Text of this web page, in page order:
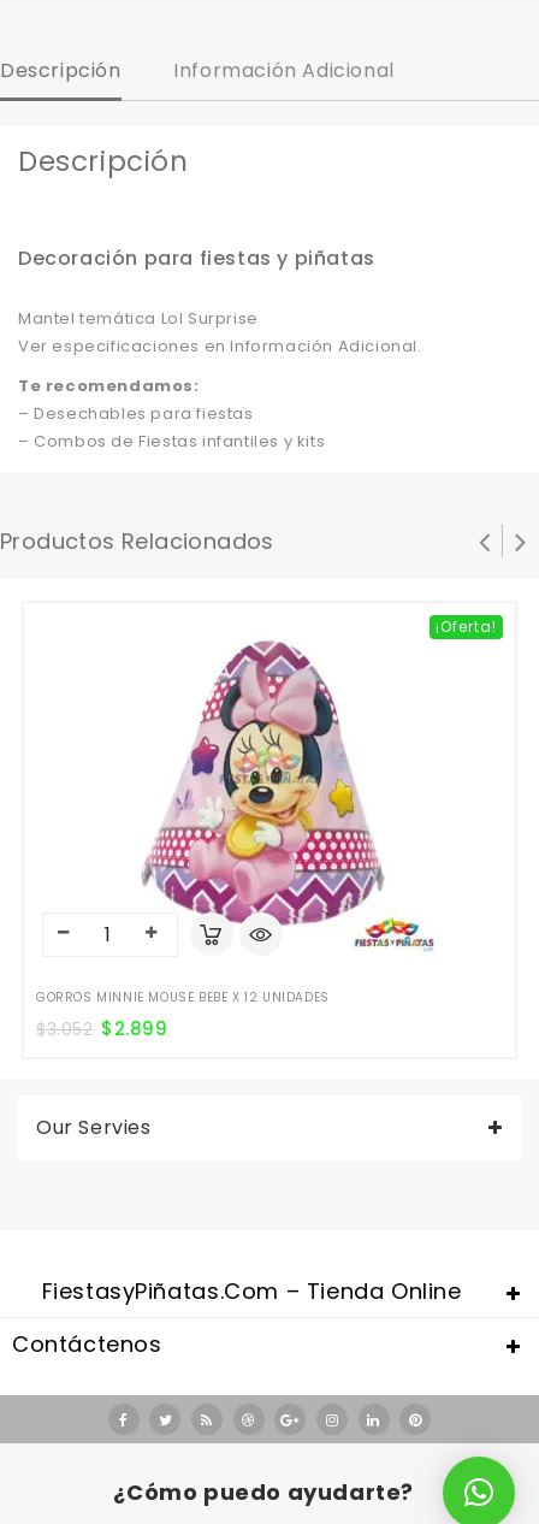
Descripción Información Adicional
Descripción
Decoración para fiestas y piñatas
Mantel temática Lol Surprise
Ver especificaciones en Información Adicional.
Te recomendamos:
– Desechables para fiestas
– Combos de Fiestas infantiles y kits
Productos Relacionados
¡Oferta!
GORROS MINNIE MOUSE BEBE X 12 UNIDADES
$3.052 $2.899
Our Servies
FiestasyPiñatas.com – Tienda Online
Contáctenos
¿Cómo puedo ayudarte?
Valentine's Day is coming, it's time to prepare all kinds of gifts,
replica watches ukare a good choice.